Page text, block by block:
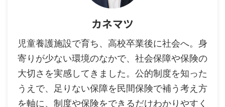
カネマツ
児童養護施設で育ち、高校卒業後に社会へ。身
寄りが少ない環境のなかで、社会保障や保険の
大切さを実感してきました。公的制度を知った
うえで、足りない保障を民間保険で補う考え方
を軸に、制度や保険をできるだけわかりやすく